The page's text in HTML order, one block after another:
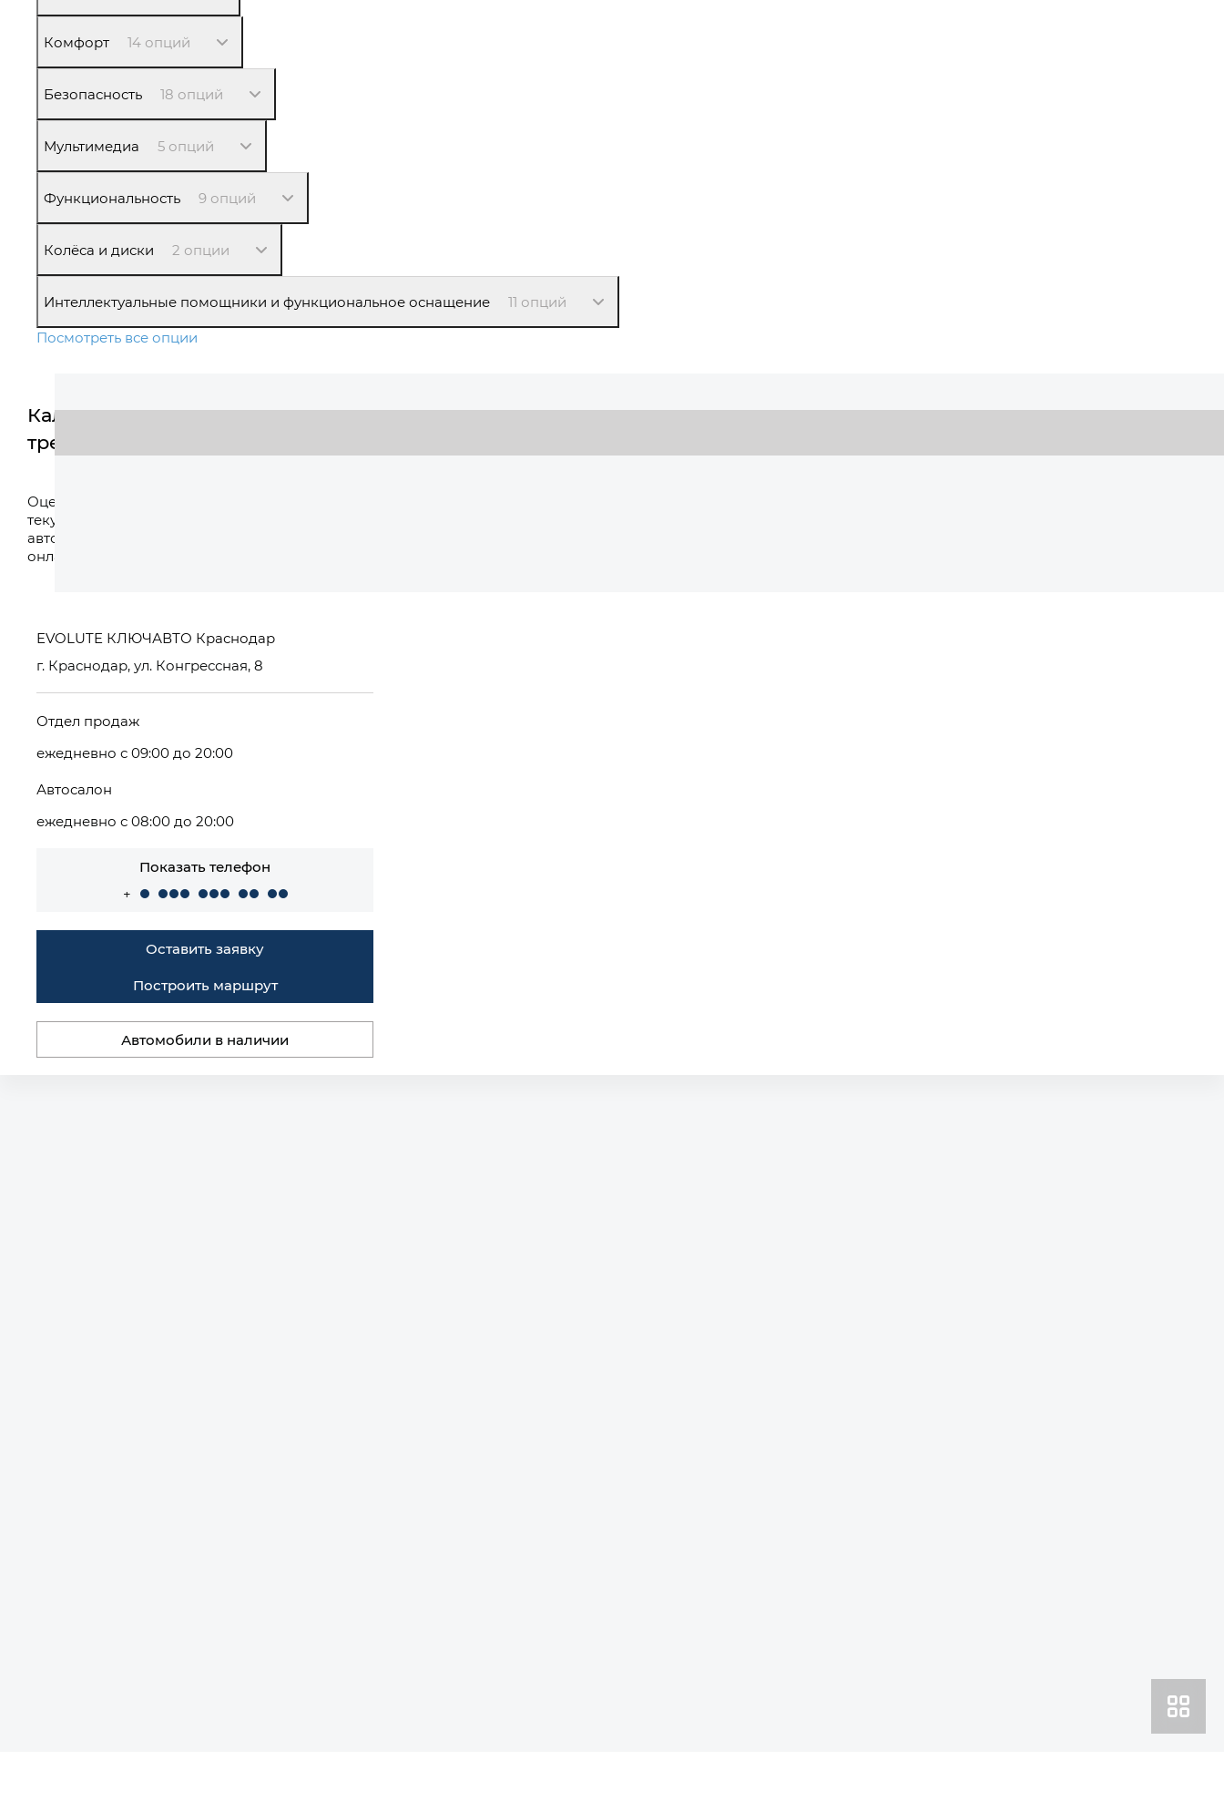
Комфорт 14 опций
Безопасность 18 опций
Мультимедиа 5 опций
Функциональность 9 опций
Колёса и диски 2 опции
Интеллектуальные помощники и функциональное оснащение
11 опций
Посмотреть все опции
Калькулятор
трейд-ин
Оцените свой
текущий
автомобиль
онлайн
EVOLUTE КЛЮЧАВТО Краснодар
г. Краснодар, ул. Конгрессная, 8
Отдел продаж
ежедневно с 09:00 до 20:00
Автосалон
ежедневно с 08:00 до 20:00
Показать телефон
+
Оставить заявку
Построить маршрут
Автомобили в наличии